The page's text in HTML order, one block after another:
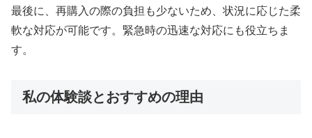
最後に、再購入の際の負担も少ないため、状況に応じた柔
軟な対応が可能です。緊急時の迅速な対応にも役立ちま
す。
私の体験談とおすすめの理由